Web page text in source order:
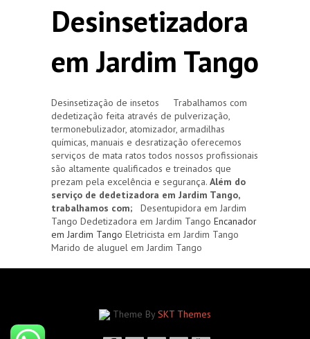
Desinsetizadora
em Jardim Tango
Desinsetização de insetos Trabalhamos com
dedetização feita através de pulverização,
termonebulizador, atomizador, armadilhas
químicas, manuais e desratização oferecemos
serviços de mata ratos todos nossos profissionais
são altamente qualificados e treinados que
prezam pela excelência e segurança. Além do
serviço de dedetizadora em Jardim Tango,
trabalhamos com; Desentupidora em Jardim
Tango Dedetizadora em Jardim Tango Encanador
em Jardim Tango Eletricista em Jardim Tango
Marido de aluguel em Jardim Tango
Theme By SKT Themes